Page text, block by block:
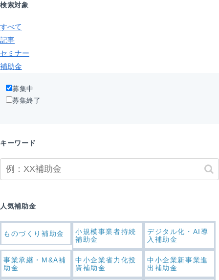
検索対象
すべて
記事
セミナー
補助金
募集中
募集終了
キーワード
人気補助金
ものづくり補助金
小規模事業者持続
補助金
デジタル化・AI導
入補助金
事業承継・M&A補
助金
中小企業省力化投
資補助金
中小企業新事業進
出補助金